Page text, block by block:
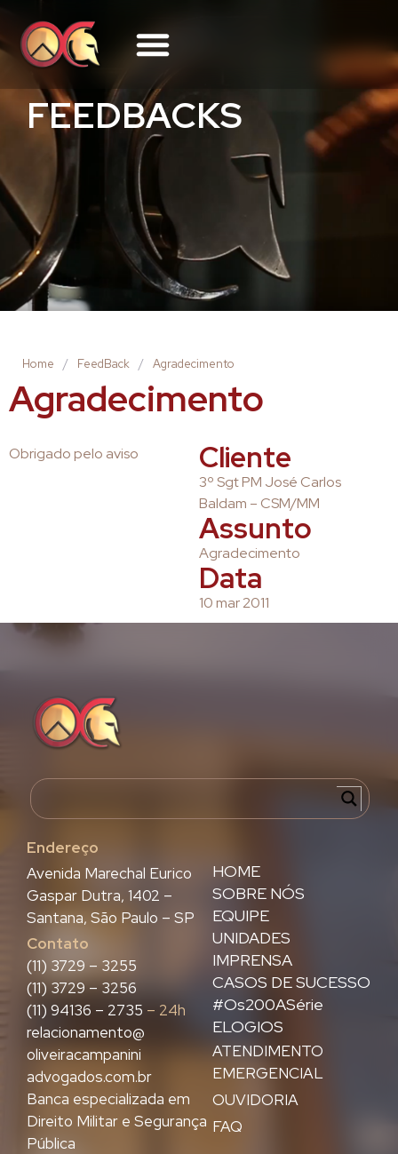
FEEDBACKS
Home / FeedBack / Agradecimento
Agradecimento
Obrigado pelo aviso Cliente
3º Sgt PM José Carlos
Baldam – CSM/MM
Assunto
Agradecimento
Data
10 mar 2011
Endereço
HOME
SOBRE NÓS
EQUIPE
UNIDADES
IMPRENSA
CASOS DE SUCESSO
#Os200ASérie
ELOGIOS
ATENDIMENTO
EMERGENCIAL
OUVIDORIA
FAQ
Avenida Marechal Eurico
Gaspar Dutra, 1402 –
Santana, São Paulo – SP
Contato
(11) 3729 – 3255
(11) 3729 – 3256
(11) 94136 – 2735 – 24h
relacionamento@
oliveiracampanini
advogados.com.br
Banca especializada em
Direito Militar e Segurança
Pública